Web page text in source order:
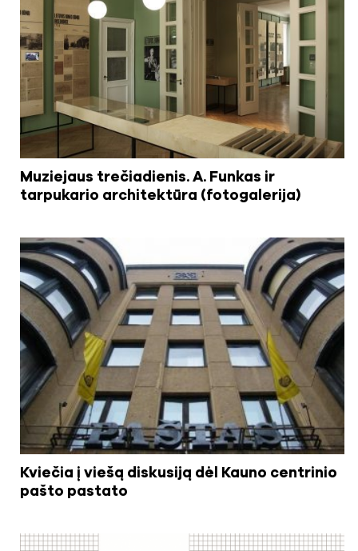
Muziejaus trečiadienis. A. Funkas ir
tarpukario architektūra (fotogalerija)
Kviečia į viešą diskusiją dėl Kauno centrinio
pašto pastato